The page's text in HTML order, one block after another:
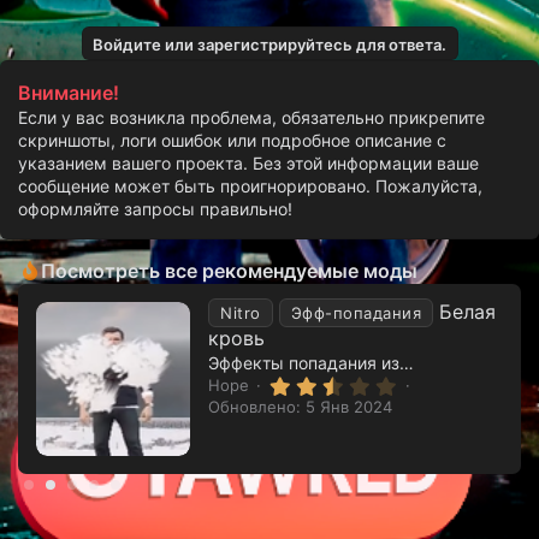
Заменяем: GTAV/update/x64/dlcpacks
Войдите или зарегистрируйтесь для ответа.
Внимание!
Если у вас возникла проблема, обязательно прикрепите
скриншоты, логи ошибок или подробное описание с
указанием вашего проекта. Без этой информации ваше
сообщение может быть проигнорировано. Пожалуйста,
оформляйте запросы правильно!
Посмотреть все рекомендуемые моды
Nitro Эфф-попадания
Белая
кровь
Эффекты попадания из whiteys redux
Hope 2
в
ё
Обновлено: 5 Янв 2024